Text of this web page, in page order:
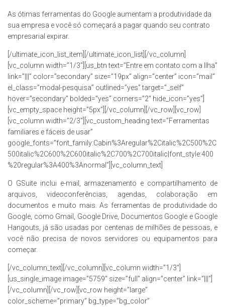
As ótimas ferramentas do Google aumentam a produtividade da
sua empresa e você só começará a pagar quando seu contrato
empresarial expirar.
[/ultimate_icon_list_item][/ultimate_icon_list][/vc_column]
[vc_column width=”1/3″][us_btn text=”Entre em contato com a Ilha”
link=”|||” color=”secondary” size=”19px” align=”center” icon=”mail”
el_class=”modal-pesquisa” outlined=”yes” target=”_self”
hover=”secondary” bolded=”yes” corners=”2″ hide_icon=”yes”]
[vc_empty_space height=”5px”][/vc_column][/vc_row][vc_row]
[vc_column width=”2/3″][vc_custom_heading text=”Ferramentas
familiares e fáceis de usar”
google_fonts=”font_family:Cabin%3Aregular%2Citalic%2C500%2C
500italic%2C600%2C600italic%2C700%2C700italic|font_style:400
%20regular%3A400%3Anormal”][vc_column_text]
O GSuite inclui e-mail, armazenamento e compartilhamento de
arquivos, videoconferências, agendas, colaboração em
documentos e muito mais. As ferramentas de produtividade do
Google, como Gmail, Google Drive, Documentos Google e Google
Hangouts, já são usadas por centenas de milhões de pessoas, e
você não precisa de novos servidores ou equipamentos para
começar.
[/vc_column_text][/vc_column][vc_column width=”1/3″]
[us_single_image image=”5759″ size=”full” align=”center” link=”|||”]
[/vc_column][/vc_row][vc_row height=”large”
color_scheme=”primary” bg_type=”bg_color”